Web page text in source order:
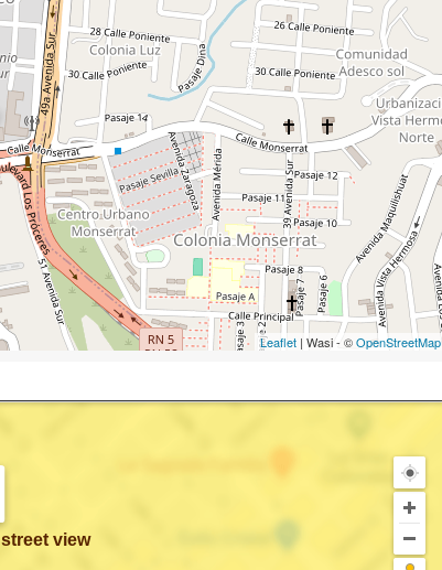
Leaflet | Wasi - ©OpenStreetMap
street view